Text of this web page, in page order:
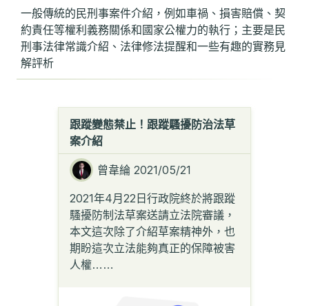
一般傳統的民刑事案件介紹，例如車禍、損害賠償、契
約責任等權利義務關係和國家公權力的執行；主要是民
刑事法律常識介紹、法律修法提醒和一些有趣的實務見
解評析
跟蹤變態禁止！跟蹤騷擾防治法草
案介紹
曾韋綸2021/05/21
2021年4月22日行政院終於將跟蹤
騷擾防制法草案送請立法院審議，
本文這次除了介紹草案精神外，也
期盼這次立法能夠真正的保障被害
人權……